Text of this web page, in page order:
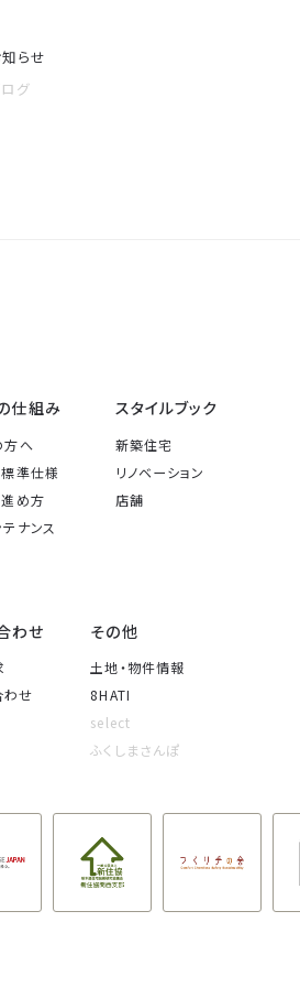
らせ
グ
仕組み
方へ
準仕様
進め方
ナンス
スタイルブック
新築住宅
リノベーション
店舗
わせ
わせ
その他
土地・物件情報
8HATI
select
ふくしまさんぽ